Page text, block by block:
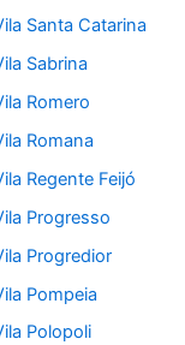
Santa Catarina
Sabrina
Romero
Romana
Regente Feijó
Progresso
Progredior
Pompeia
Polopoli